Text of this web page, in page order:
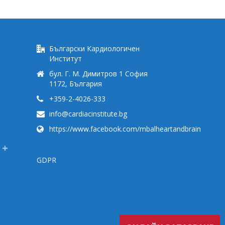
Български Кардиологичен
Институт
бул. Г. М. Димитров 1 София
1172, България
+359-2-4026-333
info@cardiacinstitute.bg
https://www.facebook.com/mbalheartandbrain
GDPR